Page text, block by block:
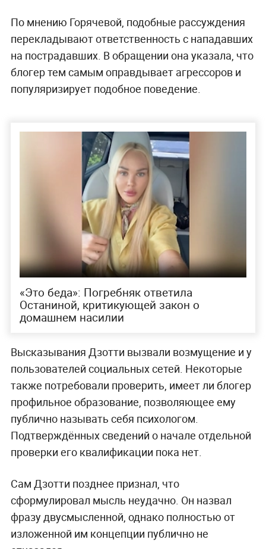
По мнению Горячевой, подобные рассуждения
перекладывают ответственность с нападавших
на пострадавших. В обращении она указала, что
блогер тем самым оправдывает агрессоров и
популяризирует подобное поведение.
«Это беда»: Погребняк ответила
Останиной, критикующей закон о
домашнем насилии
Высказывания Дзотти вызвали возмущение и у
пользователей социальных сетей. Некоторые
также потребовали проверить, имеет ли блогер
профильное образование, позволяющее ему
публично называть себя психологом.
Подтверждённых сведений о начале отдельной
проверки его квалификации пока нет.
Сам Дзотти позднее признал, что
сформулировал мысль неудачно. Он назвал
фразу двусмысленной, однако полностью от
изложенной им концепции публично не